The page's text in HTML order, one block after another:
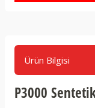
Ürün Bilgisi
P3000